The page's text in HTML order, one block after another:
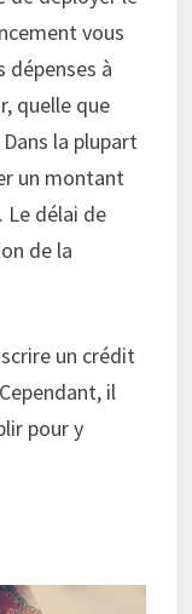
vous
dépenses à
quelle que
la plupart
un montant
Le délai de
de la
un crédit
il
pour y